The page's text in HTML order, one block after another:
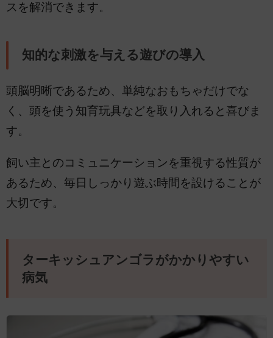
スを解消できます。
知的な刺激を与える遊びの導入
頭脳明晰であるため、単純なおもちゃだけでな
く、頭を使う知育玩具などを取り入れると喜びま
す。
飼い主とのコミュニケーションを重視する性質が
あるため、毎日しっかり遊ぶ時間を設けることが
大切です。
ターキッシュアンゴラがかかりやすい
病気